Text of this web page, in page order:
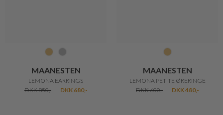
MAANESTEN
LEMONA EARRINGS
DKK 850,-
DKK 680,-
MAANESTEN
LEMONA PETITE ØRERINGE
DKK 600,-
DKK 480,-